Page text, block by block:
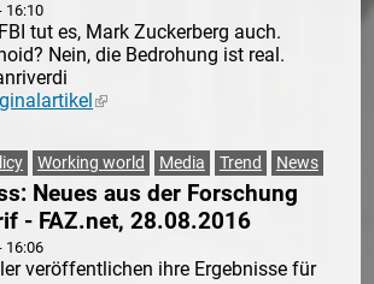
16:10
tut es, Mark Zuckerberg auch.
Nein, die Bedrohung ist real.
(link is external)
Working world Media Trend News
Neues aus der Forschung
- FAZ.net, 28.08.2016
16:06
veröffentlichen ihre Ergebnisse für